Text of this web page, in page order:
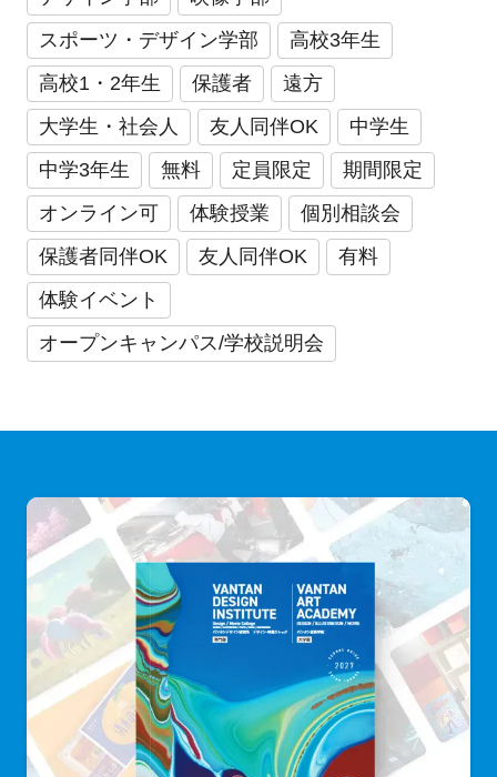
スポーツ・デザイン学部
高校3年生
高校1・2年生
保護者
遠方
大学生・社会人
友人同伴OK
中学生
中学3年生
無料 定員限定
期間限定
オンライン可
体験授業
個別相談会
保護者同伴OK
友人同伴OK
有料
体験イベント
オープンキャンパス/学校説明会